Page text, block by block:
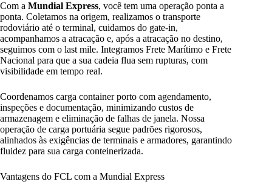
Com a Mundial Express, você tem uma operação ponta a
ponta. Coletamos na origem, realizamos o transporte
rodoviário até o terminal, cuidamos do gate-in,
acompanhamos a atracação e, após a atracação no destino,
seguimos com o last mile. Integramos Frete Marítimo e Frete
Nacional para que a sua cadeia flua sem rupturas, com
visibilidade em tempo real.
Coordenamos carga container porto com agendamento,
inspeções e documentação, minimizando custos de
armazenagem e eliminação de falhas de janela. Nossa
operação de carga portuária segue padrões rigorosos,
alinhados às exigências de terminais e armadores, garantindo
fluidez para sua carga conteinerizada.
Vantagens do FCL com a Mundial Express